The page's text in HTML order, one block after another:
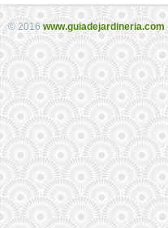
© 2016 www.guiadejardineria.com